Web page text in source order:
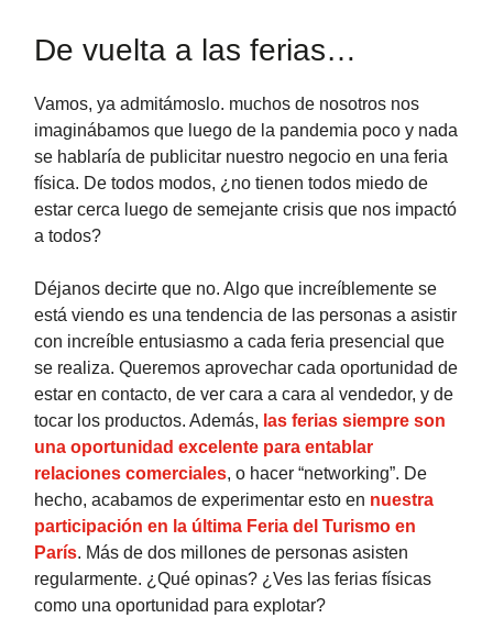
De vuelta a las ferias…
Vamos, ya admitámoslo. muchos de nosotros nos
imaginábamos que luego de la pandemia poco y nada
se hablaría de publicitar nuestro negocio en una feria
física. De todos modos, ¿no tienen todos miedo de
estar cerca luego de semejante crisis que nos impactó
a todos?
Déjanos decirte que no. Algo que increíblemente se
está viendo es una tendencia de las personas a asistir
con increíble entusiasmo a cada feria presencial que
se realiza. Queremos aprovechar cada oportunidad de
estar en contacto, de ver cara a cara al vendedor, y de
tocar los productos. Además, las ferias siempre son
una oportunidad excelente para entablar
relaciones comerciales, o hacer “networking”. De
hecho, acabamos de experimentar esto en nuestra
participación en la última Feria del Turismo en
París. Más de dos millones de personas asisten
regularmente. ¿Qué opinas? ¿Ves las ferias físicas
como una oportunidad para explotar?